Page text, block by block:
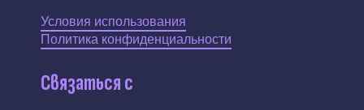
Условия использования
Политика конфиденциальности
Связаться с